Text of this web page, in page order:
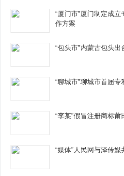
“厦门市”厦门制定成
作方案
“包头市”内蒙古包头
“聊城市”聊城市首届专
“李某”假冒注册商标莆
“媒体”人民网与泽传